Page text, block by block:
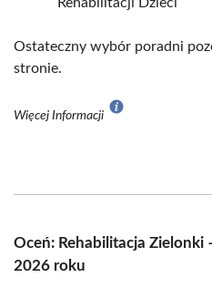
Rehabilitacji Dzieci
Ostateczny wybór poradni
stronie.
Więcej Informacji
Oceń: Rehabilitacja Zielonki
2026 roku